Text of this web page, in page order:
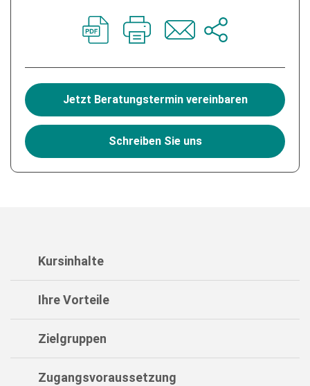
Jetzt Beratungstermin vereinbaren
Schreiben Sie uns
Kursinhalte
Ihre Vorteile
Zielgruppen
Zugangsvoraussetzung